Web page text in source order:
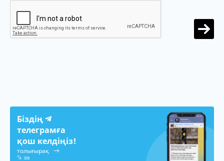
Біздің
телеграмға
қош келдіңіз!
толығырақ
308